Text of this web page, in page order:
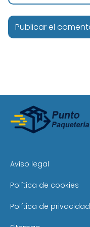
Aviso legal
Política de cookies
Política de privacidad